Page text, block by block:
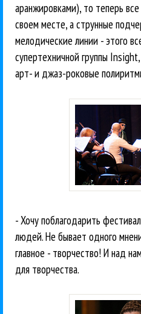
аранжировками), то теперь
своем месте, а струнные
мелодические линии - этого
супертехничной группы
арт- и джаз-роковые
- Хочу поблагодарить
людей. Не бывает одного
главное - творчество! И над
для творчества.